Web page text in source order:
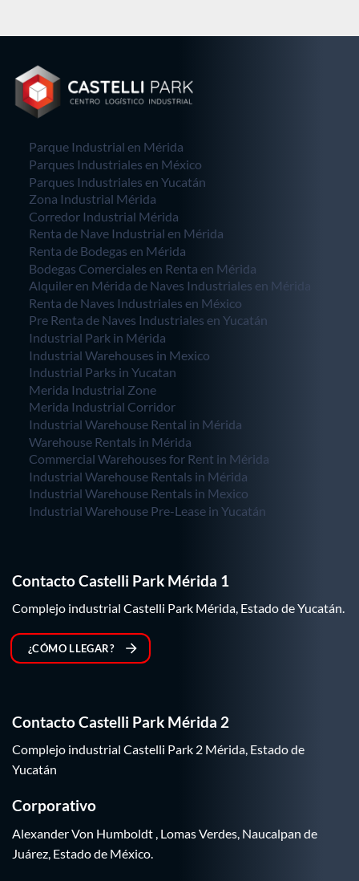
Parque Industrial en Mérida
Parques Industriales en México
Parques Industriales en Yucatán
Zona Industrial Mérida
Corredor Industrial Mérida
Renta de Nave Industrial en Mérida
Renta de Bodegas en Mérida
Bodegas Comerciales en Renta en Mérida
Alquiler en Mérida de Naves Industriales en Mérida
Renta de Naves Industriales en México
Pre Renta de Naves Industriales en Yucatán
Industrial Park in Mérida
Industrial Warehouses in Mexico
Industrial Parks in Yucatan
Merida Industrial Zone
Merida Industrial Corridor
Industrial Warehouse Rental in Mérida
Warehouse Rentals in Mérida
Commercial Warehouses for Rent in Mérida
Industrial Warehouse Rentals in Mérida
Industrial Warehouse Rentals in Mexico
Industrial Warehouse Pre-Lease in Yucatán
Contacto Castelli Park Mérida 1
Complejo industrial Castelli Park Mérida, Estado de Yucatán.
¿CÓMO LLEGAR?
Contacto Castelli Park Mérida 2
Complejo industrial Castelli Park 2 Mérida, Estado de
Yucatán
Corporativo
Alexander Von Humboldt , Lomas Verdes, Naucalpan de
Juárez, Estado de México.